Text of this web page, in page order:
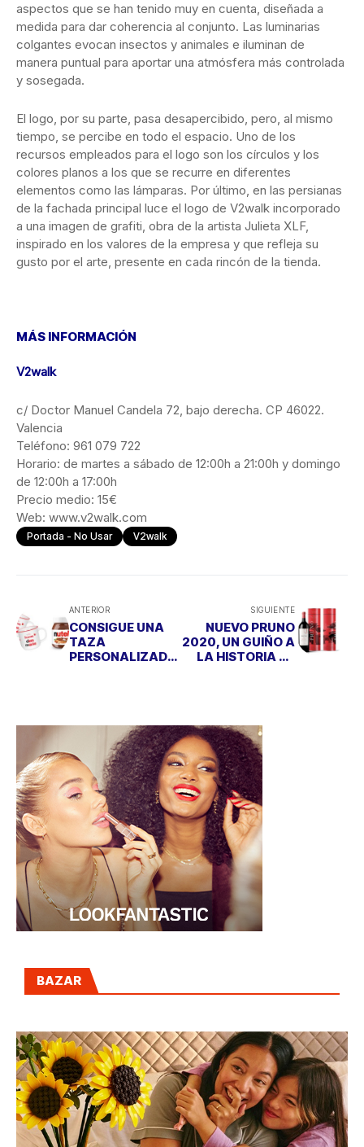
aspectos que se han tenido muy en cuenta, diseñada a
medida para dar coherencia al conjunto. Las luminarias
colgantes evocan insectos y animales e iluminan de
manera puntual para aportar una atmósfera más controlada
y sosegada.
El logo, por su parte, pasa desapercibido, pero, al mismo
tiempo, se percibe en todo el espacio. Uno de los
recursos empleados para el logo son los círculos y los
colores planos a los que se recurre en diferentes
elementos como las lámparas. Por último, en las persianas
de la fachada principal luce el logo de V2walk incorporado
a una imagen de grafiti, obra de la artista Julieta XLF,
inspirado en los valores de la empresa y que refleja su
gusto por el arte, presente en cada rincón de la tienda.
MÁS INFORMACIÓN
V2walk
c/ Doctor Manuel Candela 72, bajo derecha. CP 46022.
Valencia
Teléfono: 961 079 722
Horario: de martes a sábado de 12:00h a 21:00h y domingo
de 12:00h a 17:00h
Precio medio: 15€
Web: www.v2walk.com
Portada - No Usar V2walk
ANTERIOR
CONSIGUE UNA
TAZA
PERSONALIZADA
SIGUIENTE
NUEVO PRUNO
2020, UN GUIÑO A
LA HISTORIA DE
BAZAR